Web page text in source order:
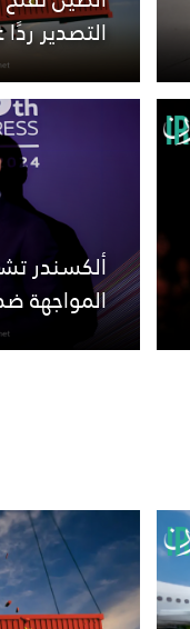
التصدير
ألكسندر
المواجهة